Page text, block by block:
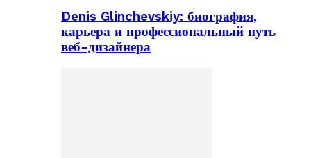
Denis Glinchevskiy: биография,
карьера и профессиональный путь
веб-дизайнера